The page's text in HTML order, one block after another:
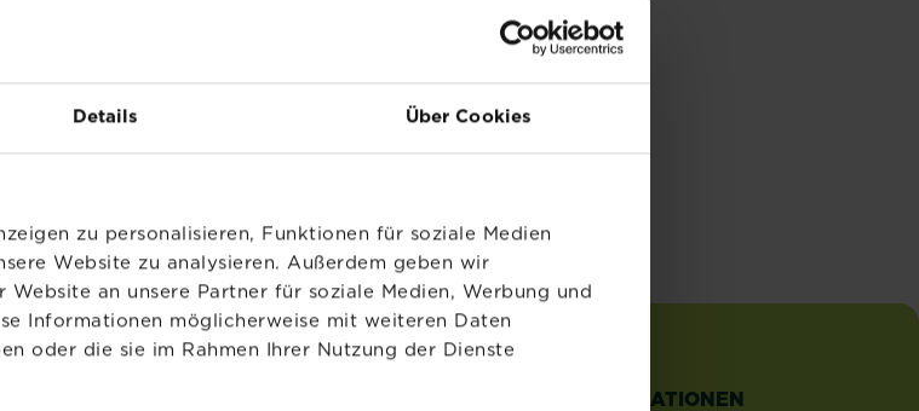
Details Über Cookies
zu personalisieren, Funktionen für soziale Medien
Website zu analysieren. Außerdem geben wir
an unsere Partner für soziale Medien, Werbung und
Informationen möglicherweise mit weiteren Daten
oder die sie im Rahmen Ihrer Nutzung der Dienste
INFORMATIONEN